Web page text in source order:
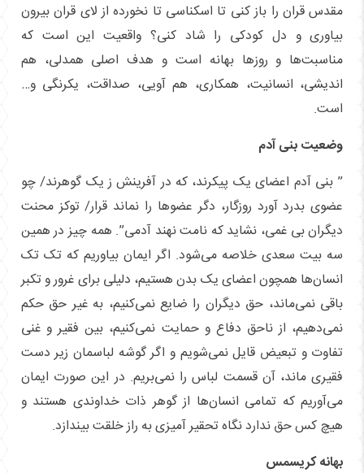
مقدس قران را باز کنی تا اسکناسی تا نخورده از لای قران بیرون
بیاوری و دل کودکی را شاد کنی؟ واقعیت این است که
مناسبت‌ها و روز‌ها بهانه است و هدف اصلی همدلی، هم
اندیشی، انسانیت، همکاری، هم آویی، صداقت، یکرنگی و…
است.
وضعیت بنی آدم
” بنی آدم اعضای یک پیکرند، که در آفرینش ز یک گوهرند/ چو
عضوی بدرد آورد روزگار، دگر عضو‌ها را نماند قرار/ توکز محنت
دیگران بی غمی، نشاید که نامت نهند آدمی”. همه چیز در همین
سه بیت سعدی خلاصه می‌شود. اگر ایمان بیاوریم که تک تک
انسان‌ها همچون اعضای یک بدن هستیم، دلیلی برای غرور و تکبر
باقی نمی‌ماند، حق دیگران را ضایع نمی‌کنیم، به غیر حق حکم
نمی‌دهیم، از ناحق دفاع و حمایت نمی‌کنیم، بین فقیر و غنی
تفاوت و تبعیض قایل نمی‌شویم و اگر گوشه لباسمان زیر دست
فقیری ماند، آن قسمت لباس را نمی‌بریم. در این صورت ایمان
می‌آوریم که تمامی انسان‌ها از گوهر ذات خداوندی هستند و
هیچ کس حق ندارد نگاه تحقیر آمیزی به راز خلقت بیندازد.
بهانه کریسمس